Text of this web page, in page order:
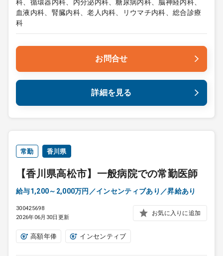
科、循環器内科、内分泌内科、糖尿病内科、脳神経内科、
血液内科、腎臓内科、老人内科、リウマチ内科、総合診療
科
お問合せ
詳細を見る
常勤 香川県
【香川県高松市】一般病院での常勤医師
給与1,200～2,000万円／インセンティブあり／昇給あり
300425698
2026年06月30日更新
お気に入りに追加
高額年俸 インセンティブ